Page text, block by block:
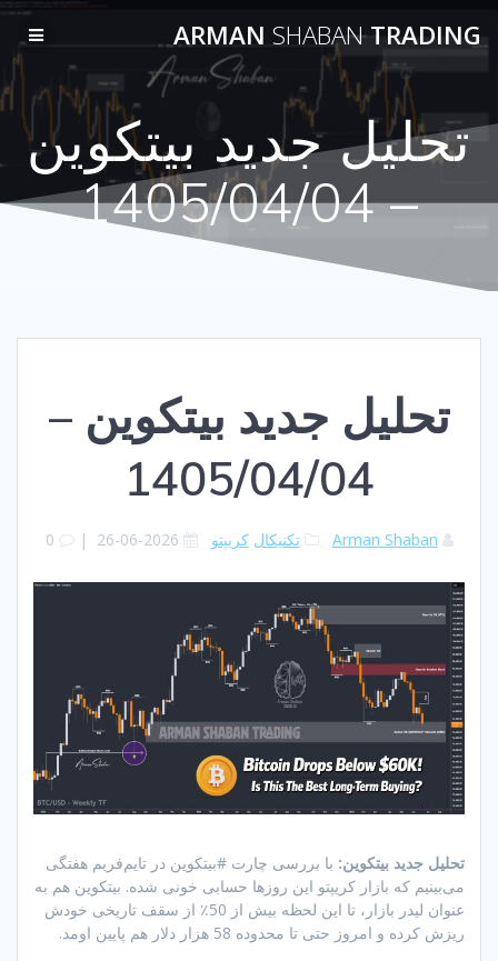
to
content
ARMAN SHABANTRADING
تحلیل جدید بیتکوین
– 1405/04/04
تحلیل جدید بیتکوین –
1405/04/04
Arman Shaban تکنیکال کریپتو 2026-06-26
|
0
تحلیل جدید بیتکوین: با بررسی چارت #بیتکوین در تایم‌فریم هفتگی
می‌بینیم که بازار کریپتو این روزها حسابی خونی شده. بیتکوین هم به
عنوان لیدر بازار، تا این لحظه بیش از 50٪ از سقف تاریخی خودش
ریزش کرده و امروز حتی تا محدوده 58 هزار دلار هم پایین اومد.